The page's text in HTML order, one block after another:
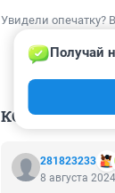
Увидели опечатку?
281823233
Получай
8 августа